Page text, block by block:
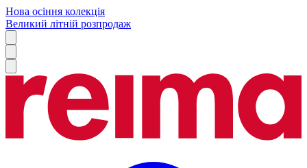
Нова осіння колекція
Великий літній розпродаж